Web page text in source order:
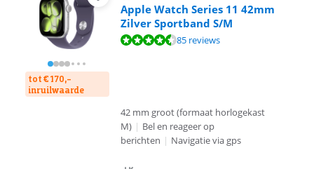
tot € 170,-
inruilwaarde
Apple Watch Series 11 42mm
Zilver Sportband S/M
Beoordeling is 9,2 van de 10, gebaseerd op 85 reviews.
85 reviews
42 mm groot (formaat horlogekast
M) | Bel en reageer op
berichten | Navigatie via gps